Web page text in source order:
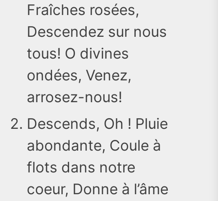
Fraîches rosées,
Descendez sur nous
tous! O divines
ondées, Venez,
arrosez-nous!
Descends, Oh ! Pluie
abondante, Coule à
flots dans notre
coeur, Donne à l’âme